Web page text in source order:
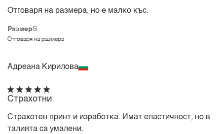
РазмерS
Отговаря на размера
Отговаря на размера, но е малко къс.
Адреана Кирилова
Страхотни
Страхотен принт и изработка. Имат еластичност, но в
талията са умалени.